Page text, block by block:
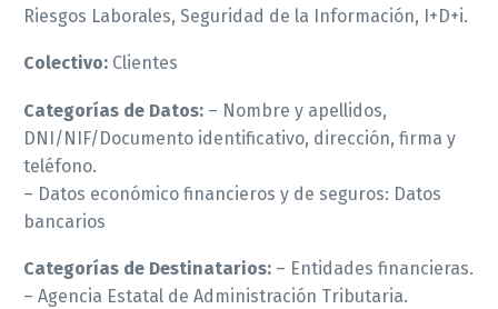
Riesgos Laborales, Seguridad de la Información, I+D+i.
Colectivo: Clientes
Categorías de Datos: – Nombre y apellidos,
DNI/NIF/Documento identificativo, dirección, firma y
teléfono.
– Datos económico financieros y de seguros: Datos
bancarios
Categorías de Destinatarios: – Entidades financieras.
– Agencia Estatal de Administración Tributaria.